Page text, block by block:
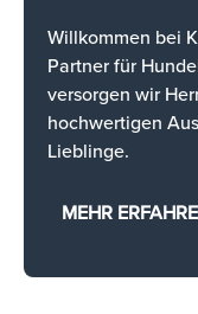
Willkommen bei
Partner für
versorgen wir
hochwertigen
Lieblinge.
MEHR